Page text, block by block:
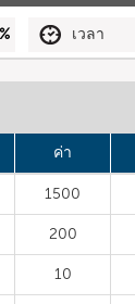
% เวลา
ค่า
1500
200
10